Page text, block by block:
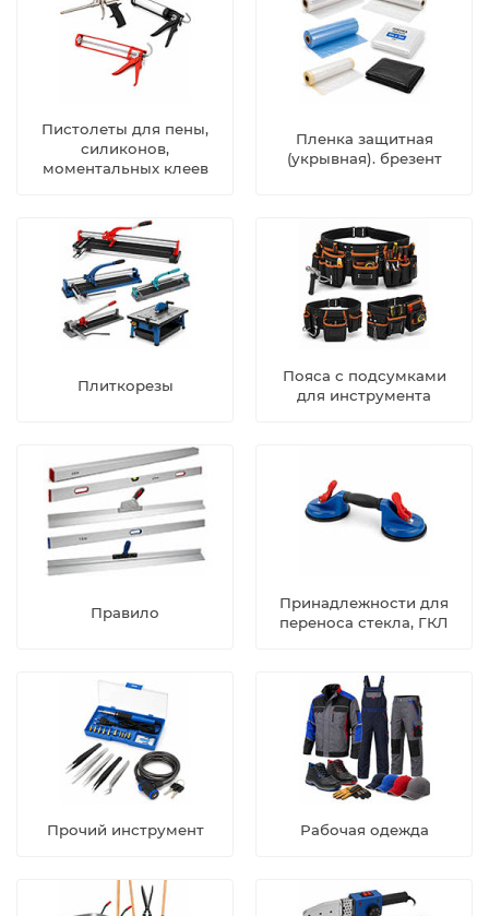
Пистолеты для пены,
силиконов,
моментальных клеев
Пленка защитная
(укрывная). брезент
Плиткорезы
Пояса с подсумками
для инструмента
Правило
Принадлежности для
переноса стекла, ГКЛ
Прочий инструмент Рабочая одежда